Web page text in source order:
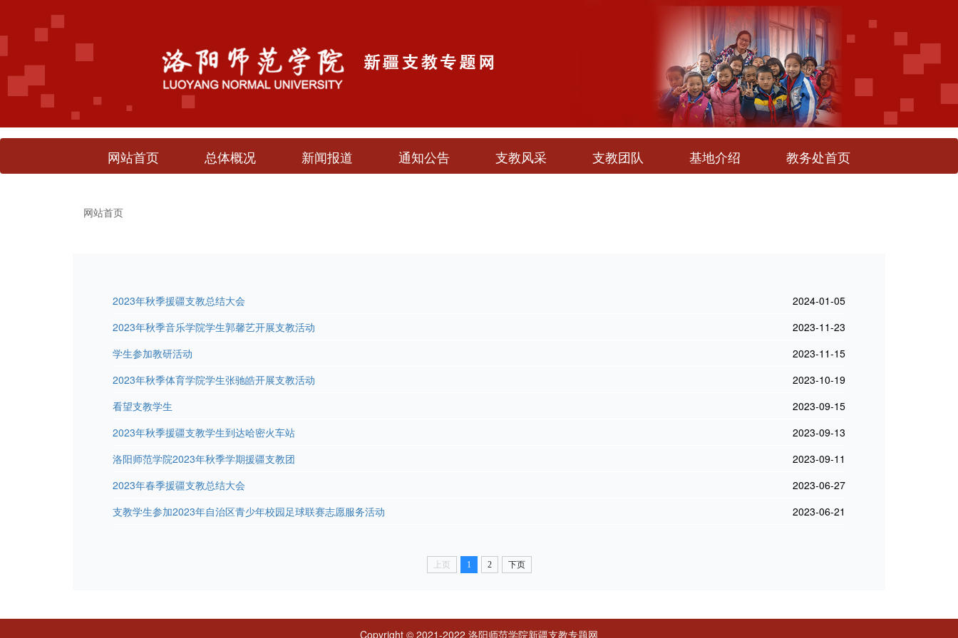
网站首页 总体概况 新闻报道 通知公告 支教风采 支教团队 基地介绍 教务处首页
网站首页
2023年秋季援疆支教总结大会
2024-01-05
2023年秋季音乐学院学生郭馨艺开展支教活动
2023-11-23
学生参加教研活动
2023-11-15
2023年秋季体育学院学生张驰皓开展支教活动
2023-10-19
看望支教学生
2023-09-15
2023年秋季援疆支教学生到达哈密火车站
2023-09-13
洛阳师范学院2023年秋季学期援疆支教团
2023-09-11
2023年春季援疆支教总结大会
2023-06-27
支教学生参加2023年自治区青少年校园足球联赛志愿服务活动
2023-06-21
上页 1 2 下页
Copyright © 2021-2022 洛阳师范学院新疆支教专题网